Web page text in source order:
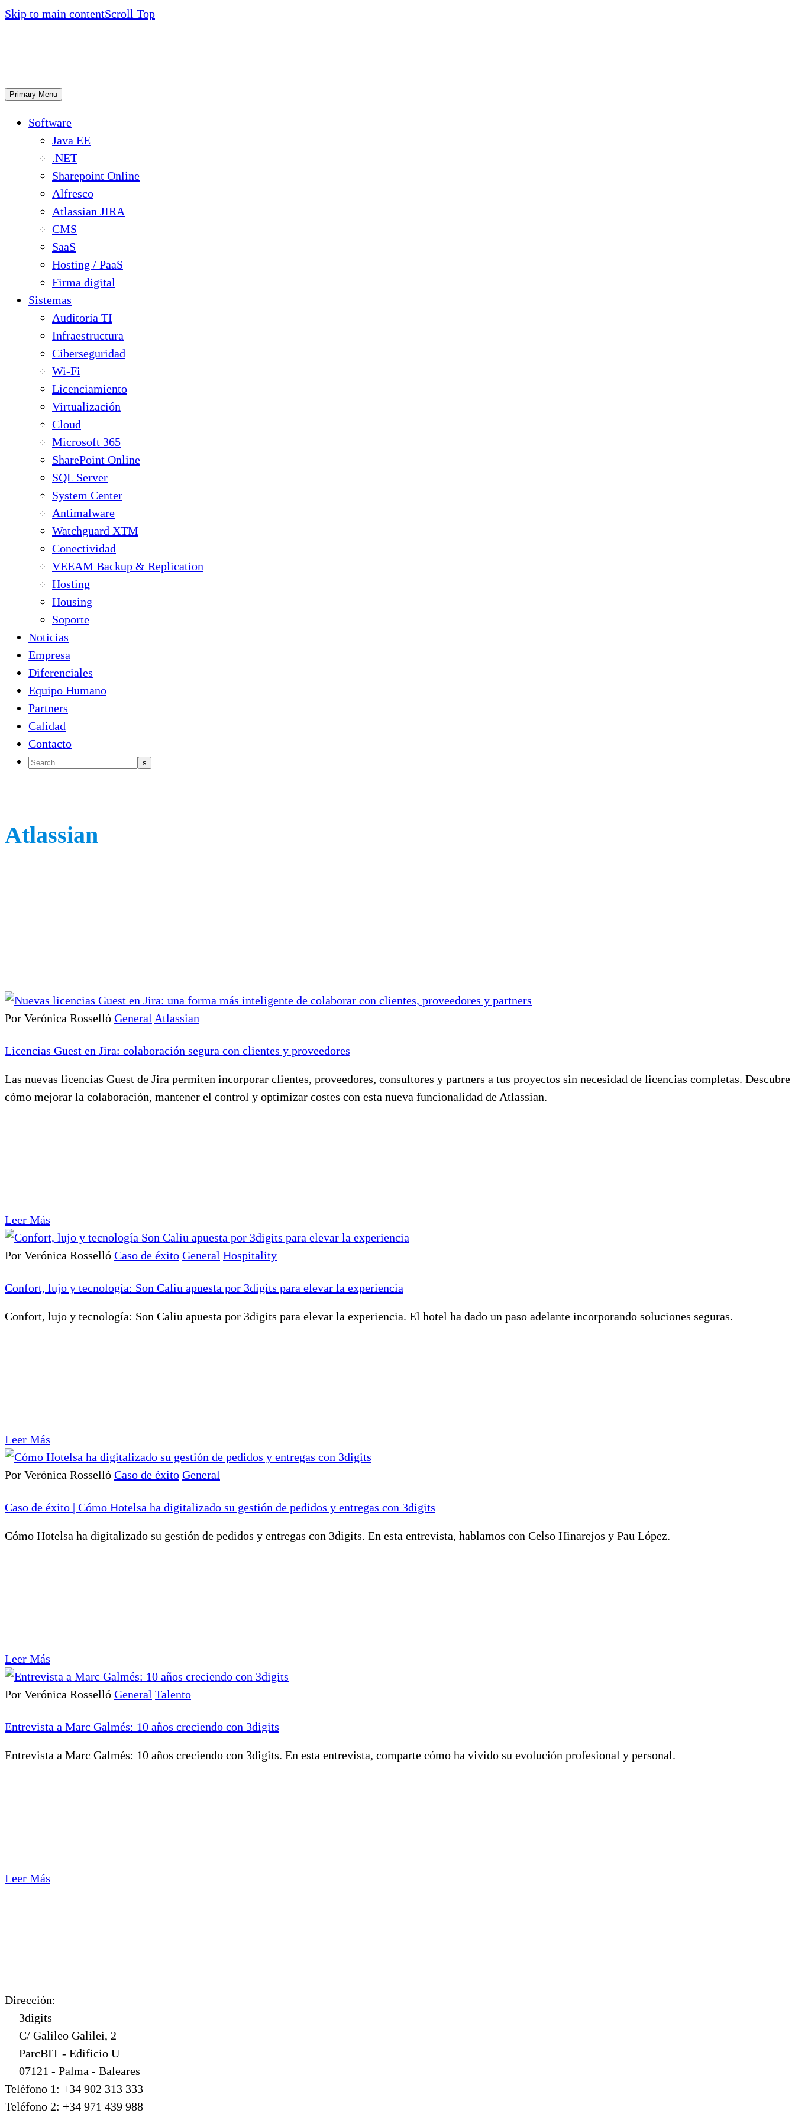
Skip to main contentScroll Top
Primary Menu
Software
Java EE
.NET
Sharepoint Online
Alfresco
Atlassian JIRA
CMS
SaaS
Hosting / PaaS
Firma digital
Sistemas
Auditoría TI
Infraestructura
Ciberseguridad
Wi-Fi
Licenciamiento
Virtualización
Cloud
Microsoft 365
SharePoint Online
SQL Server
System Center
Antimalware
Watchguard XTM
Conectividad
VEEAM Backup & Replication
Hosting
Housing
Soporte
Noticias
Empresa
Diferenciales
Equipo Humano
Partners
Calidad
Contacto
Atlassian
Por Verónica Rosselló General Atlassian
Licencias Guest en Jira: colaboración segura con clientes y proveedores
Las nuevas licencias Guest de Jira permiten incorporar clientes, proveedores, consultores y partners a tus proyectos sin necesidad de licencias completas. Descubre
cómo mejorar la colaboración, mantener el control y optimizar costes con esta nueva funcionalidad de Atlassian.
Leer Más
Por Verónica Rosselló Caso de éxito General Hospitality
Confort, lujo y tecnología: Son Caliu apuesta por 3digits para elevar la experiencia
Confort, lujo y tecnología: Son Caliu apuesta por 3digits para elevar la experiencia. El hotel ha dado un paso adelante incorporando soluciones seguras.
Leer Más
Por Verónica Rosselló Caso de éxito General
Caso de éxito | Cómo Hotelsa ha digitalizado su gestión de pedidos y entregas con 3digits
Cómo Hotelsa ha digitalizado su gestión de pedidos y entregas con 3digits. En esta entrevista, hablamos con Celso Hinarejos y Pau López.
Leer Más
Por Verónica Rosselló General Talento
Entrevista a Marc Galmés: 10 años creciendo con 3digits
Entrevista a Marc Galmés: 10 años creciendo con 3digits. En esta entrevista, comparte cómo ha vivido su evolución profesional y personal.
Leer Más
Dirección:
3digits
C/ Galileo Galilei, 2
ParcBIT - Edificio U
07121 - Palma - Baleares
Teléfono 1: +34 902 313 333
Teléfono 2: +34 971 439 988